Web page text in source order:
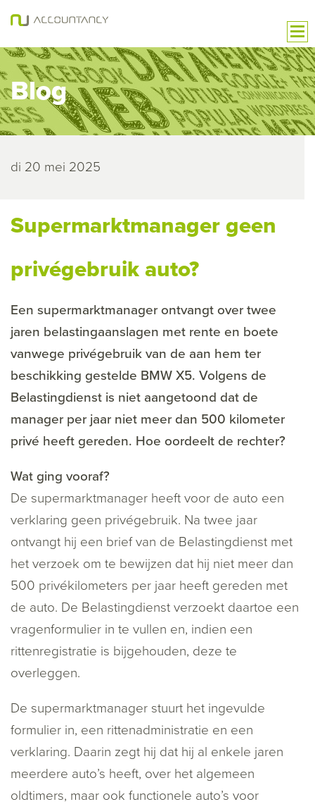
Blog
di 20 mei 2025
Supermarktmanager geen
privégebruik auto?
Een supermarktmanager ontvangt over twee
jaren belastingaanslagen met rente en boete
vanwege privégebruik van de aan hem ter
beschikking gestelde BMW X5. Volgens de
Belastingdienst is niet aangetoond dat de
manager per jaar niet meer dan 500 kilometer
privé heeft gereden. Hoe oordeelt de rechter?
Wat ging vooraf?
De supermarktmanager heeft voor de auto een
verklaring geen privégebruik. Na twee jaar
ontvangt hij een brief van de Belastingdienst met
het verzoek om te bewijzen dat hij niet meer dan
500 privékilometers per jaar heeft gereden met
de auto. De Belastingdienst verzoekt daartoe een
vragenformulier in te vullen en, indien een
rittenregistratie is bijgehouden, deze te
overleggen.
De supermarktmanager stuurt het ingevulde
formulier in, een rittenadministratie en een
verklaring. Daarin zegt hij dat hij al enkele jaren
meerdere auto’s heeft, over het algemeen
oldtimers, maar ook functionele auto’s voor